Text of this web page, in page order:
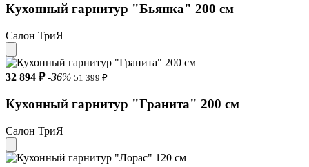
Кухонный гарнитур "Бьянка" 200 см
Салон ТриЯ
32 894 ₽ -36% 51 399 ₽
Кухонный гарнитур "Гранита" 200 см
Салон ТриЯ